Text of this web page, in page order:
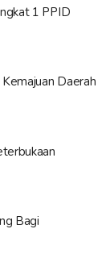
1 PPID
Daerah
Bagi